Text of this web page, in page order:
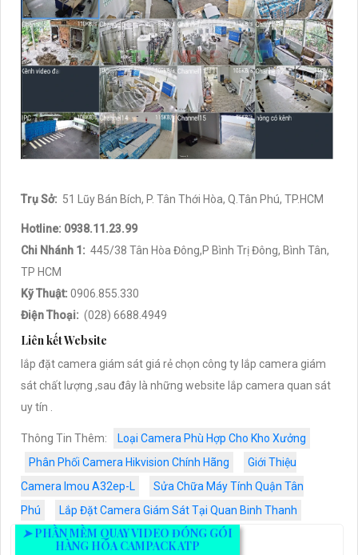
Trụ Sở: 51 Lũy Bán Bích, P. Tân Thới Hòa, Q.Tân Phú, TP.HCM
Hotline: 0938.11.23.99
Chi Nhánh 1: 445/38 Tân Hòa Đông,P Bình Trị Đông, Bình Tân,
TP HCM
Kỹ Thuật: 0906.855.330
Điện Thoại: (028) 6688.4949
Liên kết Website
lắp đặt camera giám sát giá rẻ chọn công ty lắp camera giám
sát chất lượng ,sau đây là những website lắp camera quan sát
uy tín .
Thông Tin Thêm:
Loại Camera Phù Hợp Cho Kho Xưởng
Phân Phối Camera Hikvision Chính Hãng
Giới Thiệu
Camera Imou A32ep-L
Sửa Chữa Máy Tính Quận Tân
Phú
Lắp Đặt Camera Giám Sát Tại Quan Binh Thanh
➤PHẦN MỀM QUAY VIDEO ĐÓNG GÓI
HÀNG HÓA CAMPACK ATP